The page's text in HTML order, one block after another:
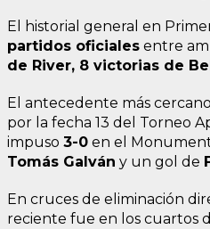
El historial general en
partidos oficiales entre
de River, 8 victorias de
El antecedente más
por la fecha 13 del Torneo
impuso 3-0 en el
Tomás Galván y un gol de
En cruces de eliminación
reciente fue en los cuartos